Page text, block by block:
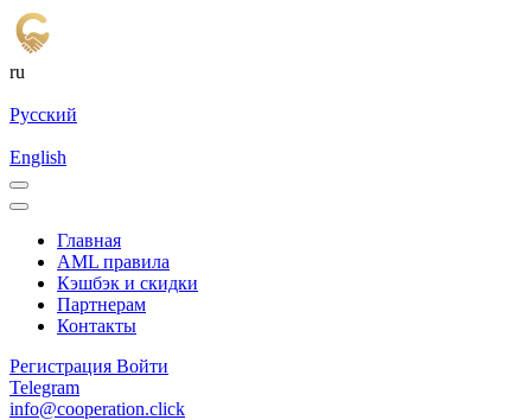
ru
Русский
English
Главная
AML правила
Кэшбэк и cкидки
Партнерам
Контакты
Регистрация Войти
Telegram
info@cooperation.click